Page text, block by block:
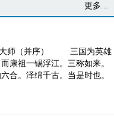
更多...
大师（并序） 三国为英雄
康祖一锡浮江。三称如来。
合。泽绵千古。当是时也。